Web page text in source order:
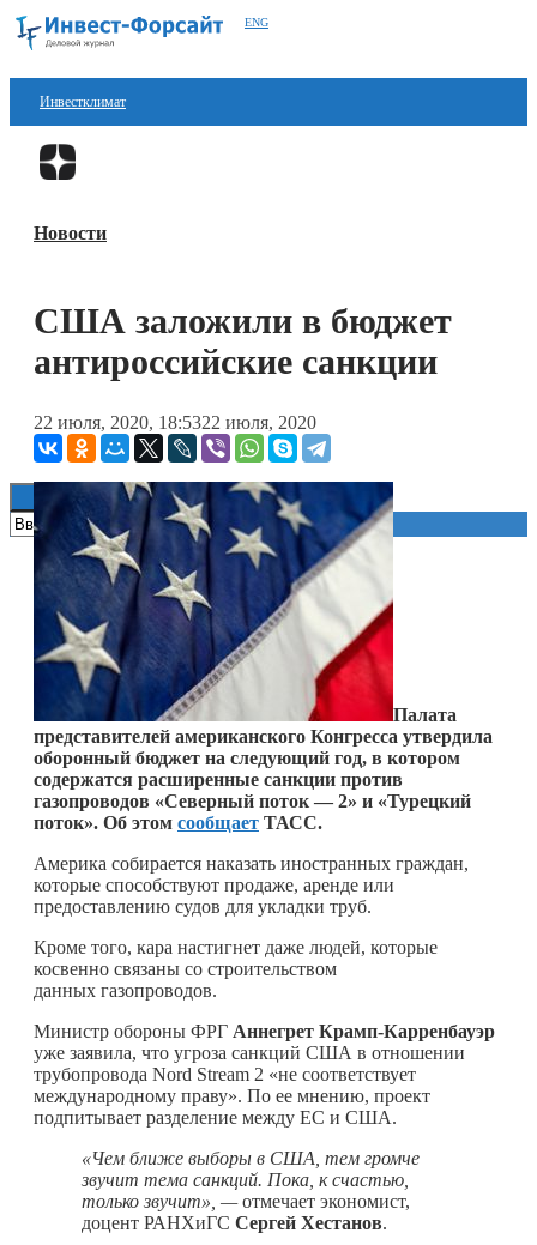
ENG
Инвестклимат
Финансы
Блокчейн
Книги
Новости
США заложили в бюджет
антироссийские санкции
22 июля, 2020, 18:5322 июля, 2020
Палата
представителей американского Конгресса утвердила
оборонный бюджет на следующий год, в котором
содержатся расширенные санкции против
газопроводов «Северный поток — 2» и «Турецкий
поток». Об этом сообщает ТАСС.
Америка собирается наказать иностранных граждан,
которые способствуют продаже, аренде или
предоставлению судов для укладки труб.
Кроме того, кара настигнет даже людей, которые
косвенно связаны со строительством
данных газопроводов.
Министр обороны ФРГ Аннегрет Крамп-Карренбауэр
уже заявила, что угроза санкций США в отношении
трубопровода Nord Stream 2 «не соответствует
международному праву». По ее мнению, проект
подпитывает разделение между ЕС и США.
«Чем ближе выборы в США, тем громче
звучит тема санкций. Пока, к счастью,
только звучит», —отмечает экономист,
доцент РАНХиГС Сергей Хестанов.